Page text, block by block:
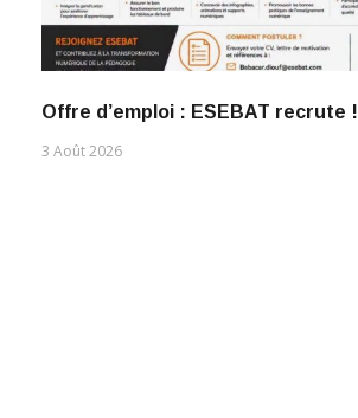
Offre d’emploi : ESEBAT recrute !
3 Août 2026